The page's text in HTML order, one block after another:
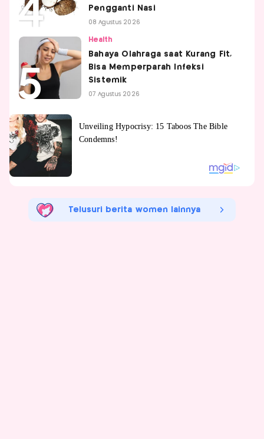
Pengganti Nasi
08 Agustus 2026
Health
Bahaya Olahraga saat Kurang Fit,
Bisa Memperparah Infeksi
Sistemik
07 Agustus 2026
Telusuri berita women lainnya